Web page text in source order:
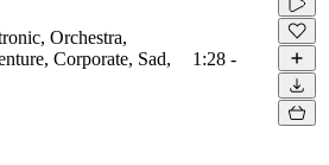
Orchestra,
Corporate, Sad,
1:28 -